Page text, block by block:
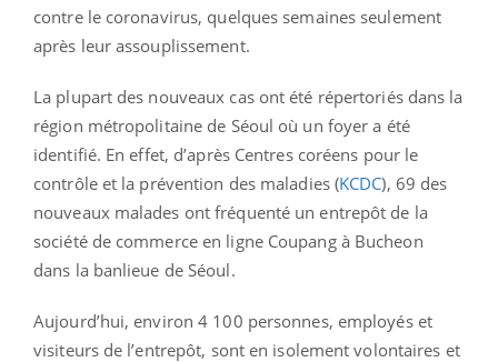
contre le coronavirus, quelques semaines seulement
après leur assouplissement.
La plupart des nouveaux cas ont été répertoriés dans la
région métropolitaine de Séoul où un foyer a été
identifié. En effet, d’après Centres coréens pour le
contrôle et la prévention des maladies (KCDC), 69 des
nouveaux malades ont fréquenté un entrepôt de la
société de commerce en ligne Coupang à Bucheon
dans la banlieue de Séoul.
Aujourd’hui, environ 4 100 personnes, employés et
visiteurs de l’entrepôt, sont en isolement volontaires et